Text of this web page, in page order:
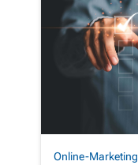
Online-Marketing